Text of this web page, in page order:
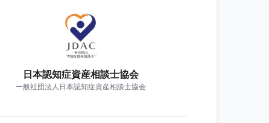
日本認知症資産相談士協会
一般社団法人日本認知症資産相談士協会